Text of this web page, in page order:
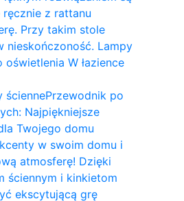
z rattanu
Przy takim stole
nieskończoność. Lampy
W łazience
ściennePrzewodnik po
Najpiękniejsze
Twojego domu
w swoim domu i
atmosferę! Dzięki
ściennym i kinkietom
ekscytującą grę